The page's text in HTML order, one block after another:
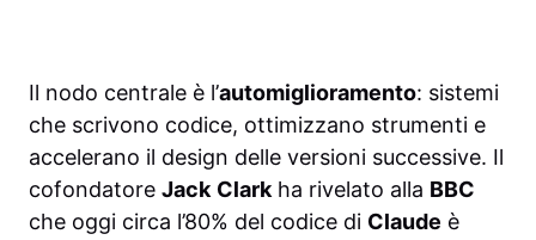
Il nodo centrale è l’automiglioramento: sistemi
che scrivono codice, ottimizzano strumenti e
accelerano il design delle versioni successive. Il
cofondatore Jack Clark ha rivelato alla BBC
che oggi circa l’80% del codice di Claude è